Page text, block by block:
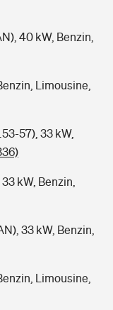
40 kW, Benzin,
Limousine,
57), 33 kW,
kW, Benzin,
33 kW, Benzin,
Limousine,